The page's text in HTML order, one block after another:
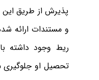
پذیرش از طریق این
و مستندات ارائه
ریط وجود داشته
تحصیل او جلوگیری